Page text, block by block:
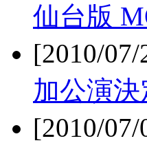
仙台版
[2010/
加公演決
[2010/